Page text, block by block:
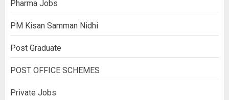
Pharma Jobs
PM Kisan Samman Nidhi
Post Graduate
POST OFFICE SCHEMES
Private Jobs